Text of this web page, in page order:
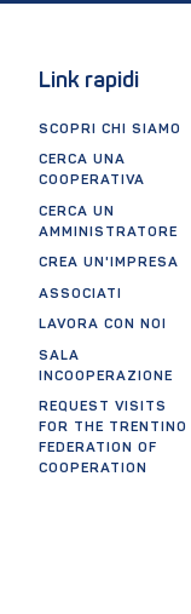
Link rapidi
SCOPRI CHI SIAMO
CERCA UNA
COOPERATIVA
CERCA UN
AMMINISTRATORE
CREA UN'IMPRESA
ASSOCIATI
LAVORA CON NOI
SALA
INCOOPERAZIONE
REQUEST VISITS
FOR THE TRENTINO
FEDERATION OF
COOPERATION